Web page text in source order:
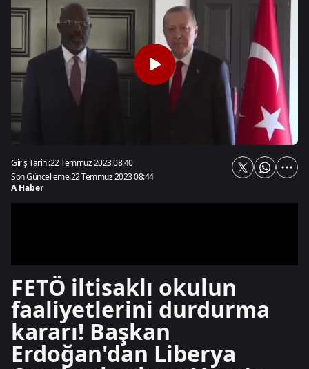
Giriş Tarihi:22 Temmuz 2023 08:40
Son Güncelleme:22 Temmuz 2023 08:44
A Haber
FETÖ iltisaklı okulun
faaliyetlerini durdurma
kararı! Başkan
Erdoğan'dan Liberya